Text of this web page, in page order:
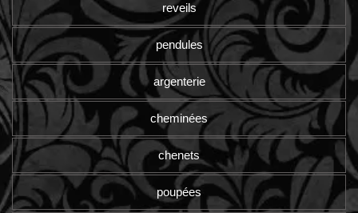
reveils
pendules
argenterie
cheminées
chenets
poupées